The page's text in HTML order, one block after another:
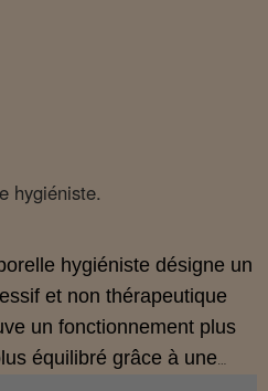
hygiéniste.
hygiéniste désigne un
et non thérapeutique
un fonctionnement plus
équilibré grâce à une